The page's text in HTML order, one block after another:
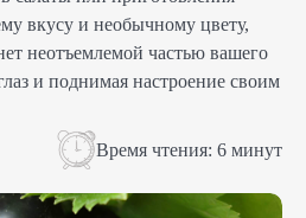
вкусу и необычному цвету,
неотъемлемой частью вашего
и поднимая настроение своим
Время чтения: 6 минут